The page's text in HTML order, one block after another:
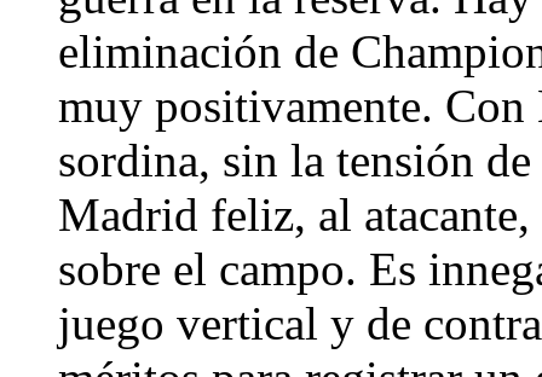
eliminación de
muy positivamente.
sordina, sin la tensión
Madrid feliz, al
sobre el campo. Es
juego vertical y de